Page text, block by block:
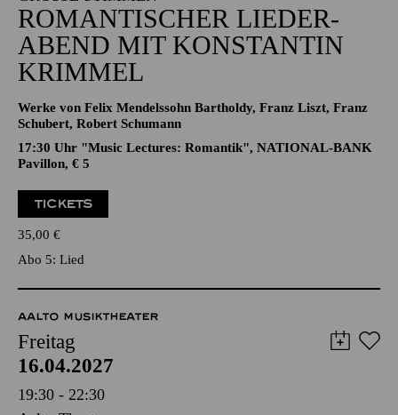
Alfried Krupp Saal
GROSSE STIMMEN
ROMANTISCHER LIEDER­
ABEND MIT KONSTANTIN
KRIMMEL
Werke von Felix Mendelssohn Bartholdy, Franz Liszt, Franz
17:30 Uhr "Music Lectures: Romantik", NATIONAL-BANK
Pavillon, € 5
TICKETS
35,00€
Abo 5: Lied
AALTO MUSIKTHEATER
Freitag